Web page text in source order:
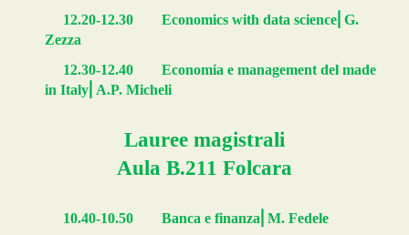
12.20-12.30
Economics with data science ⎜G.
Zezza
12.30-12.40
Economia e management del made
in Italy A.P. Micheli
Lauree magistrali
Aula B.211 Folcara
10.40-10.50 Banca e finanza ⎜M. Fedele